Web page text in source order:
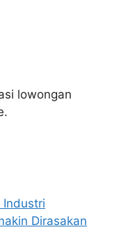
lowongan
Industri
Dirasakan